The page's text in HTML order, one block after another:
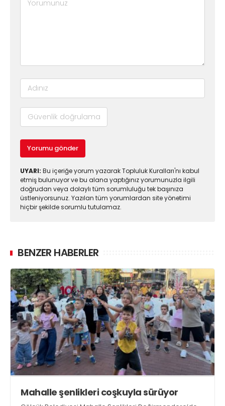
Yorumu gönder
UYARI: Bu içeriğe yorum yazarak Topluluk Kuralları'nı kabul
etmiş bulunuyor ve bu alana yaptığınız yorumunuzla ilgili
doğrudan veya dolaylı tüm sorumluluğu tek başınıza
üstleniyorsunuz. Yazılan tüm yorumlardan site yönetimi
hiçbir şekilde sorumlu tutulamaz.
BENZER HABERLER
Mahalle şenlikleri coşkuyla sürüyor